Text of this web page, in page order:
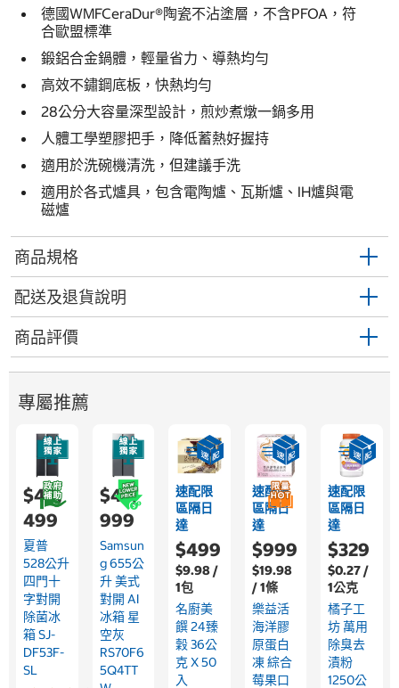
德國WMFCeraDur®陶瓷不沾塗層，不含PFOA，符
合歐盟標準
鍛鋁合金鍋體，輕量省力、導熱均勻
高效不鏽鋼底板，快熱均勻
28公分大容量深型設計，煎炒煮燉一鍋多用
人體工學塑膠把手，降低蓄熱好握持
適用於洗碗機清洗，但建議手洗
適用於各式爐具，包含電陶爐、瓦斯爐、IH爐與電
磁爐
商品規格
配送及退貨說明
商品評價
專屬推薦
$44,
499
夏普
528公升
四門十
字對開
除菌冰
箱 SJ-
DF53F-
SL
$43,
999
Samsun
G 655公
升 美式
對開 AI
冰箱 星
空灰
RS70F6
5Q4TT
速配限
區隔日
達
$499
$9.98 /
1包
名廚美
饌 24臻
穀 36公
克 X 50
入
速配限
區隔日
達
$999
$19.98
/ 1條
樂益活
海洋膠
原蛋白
凍 綜合
莓果口
速配限
區隔日
達
$329
$0.27 /
1公克
橘子工
坊 萬用
除臭去
漬粉
1250公